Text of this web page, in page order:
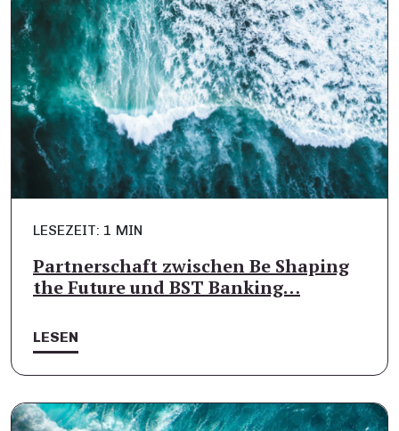
LESEZEIT: 1 MIN
Partnerschaft zwischen Be Shaping
the Future und BST Banking…
LESEN